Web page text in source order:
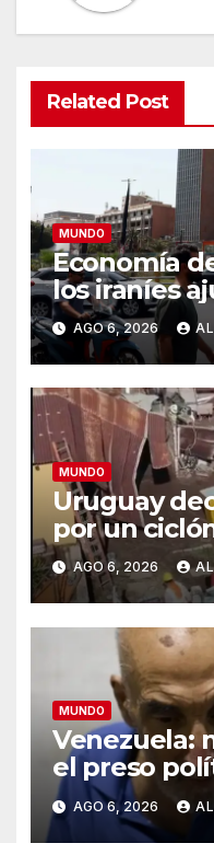
Related Post
MUNDO
Economía
los iraníes
para
meses de
Estados
AGO 6, 2026
MUNDO
Uruguay
por un
menos un
AGO 6, 2026
MUNDO
Venezuela:
el preso
que le
policía que
AGO 6, 2026